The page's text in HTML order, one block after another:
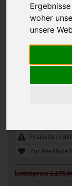
woher
unsere
Gisela
Preisalarm
Zur Merkliste
Listenpreis